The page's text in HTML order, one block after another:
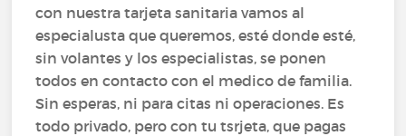
con nuestra tarjeta sanitaria vamos al
especialusta que queremos, esté donde esté,
sin volantes y los especialistas, se ponen
todos en contacto con el medico de familia.
Sin esperas, ni para citas ni operaciones. Es
todo privado, pero con tu tsrjeta, que pagas